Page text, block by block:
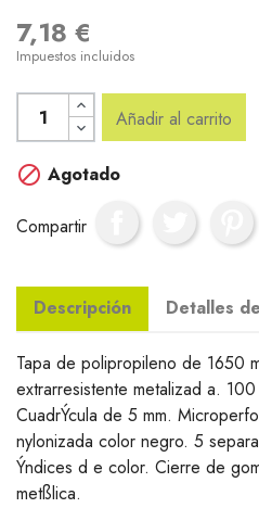
7,18 €
Impuestos incluidos
Añadir al carrito
 Agotado
Compartir
Descripción Detalles
Tapa de polipropileno de 1650
extrarresistente metalizad a.
CuadrÝcula de 5 mm.
nylonizada color negro. 5
Ýndices d e color. Cierre de
metßlica.